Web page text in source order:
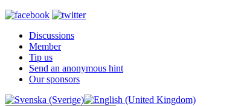
Discussions
Member
Tip us
Send an anonymous hint
Our sponsors